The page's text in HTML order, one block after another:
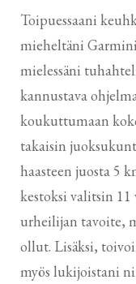
Toipuessaani
mieheltäni
mielessäni
kannustava
koukuttumaan
takaisin
haasteen juosta 5
kestoksi valitsin
urheilijan tavoite,
ollut. Lisäksi,
myös lukijoistani